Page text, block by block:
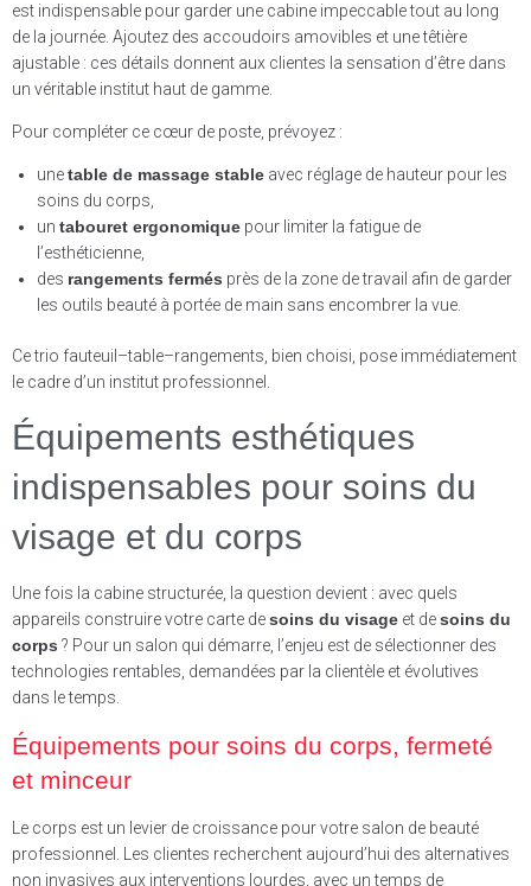
est indispensable pour garder une cabine impeccable tout au long
de la journée. Ajoutez des accoudoirs amovibles et une têtière
ajustable : ces détails donnent aux clientes la sensation d’être dans
un véritable institut haut de gamme.
Pour compléter ce cœur de poste, prévoyez :
unetable de massage stable avec réglage de hauteur pour les
soins du corps,
un tabouret ergonomique pour limiter la fatigue de
l’esthéticienne,
des rangements fermés près de la zone de travail afin de garder
les outils beauté à portée de main sans encombrer la vue.
Ce trio fauteuil–table–rangements, bien choisi, pose immédiatement
le cadre d’un institut professionnel.
Équipements esthétiques
indispensables pour soins du
visage et du corps
Une fois la cabine structurée, la question devient : avec quels
appareils construire votre carte desoins du visage et desoins du
corps ? Pour un salon qui démarre, l’enjeu est de sélectionner des
technologies rentables, demandées par la clientèle et évolutives
dans le temps.
Équipements pour soins du corps, fermeté
et minceur
Le corps est un levier de croissance pour votre salon de beauté
professionnel. Les clientes recherchent aujourd’hui des alternatives
non invasives aux interventions lourdes, avec un temps de